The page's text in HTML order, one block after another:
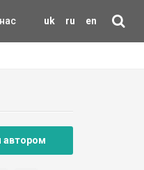
uk ru en
автором